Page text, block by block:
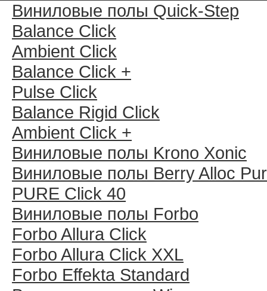
Виниловые полы Quick-Step
Balance Click
Ambient Click
Balance Click +
Pulse Click
Balance Rigid Click
Ambient Click +
Виниловые полы Krono Xonic
Виниловые полы Berry Alloc
PURE Click 40
Виниловые полы Forbo
Forbo Allura Click
Forbo Allura Click XXL
Forbo Effekta Standard